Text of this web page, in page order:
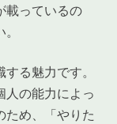
載っているの
る魅力です。
人の能力によっ
ため、「やりた